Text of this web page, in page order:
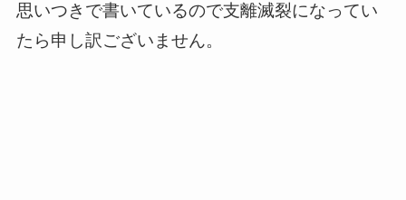
思いつきで書いているので支離滅裂になってい
たら申し訳ございません。